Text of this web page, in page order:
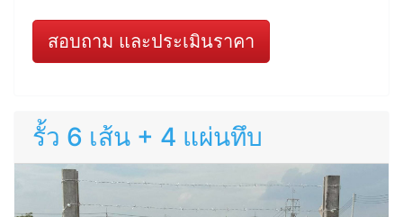
สอบถาม และประเมินราคา
รั้ว 6 เส้น + 4 แผ่นทึบ